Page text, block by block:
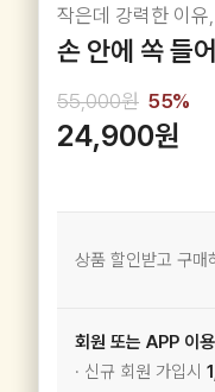
작은데 강력한 이
손 안에 쏙 들
55,000원 55%
24,900원
상품 할인받고 구매
회원 또는 APP 이
· 신규 회원 가입시